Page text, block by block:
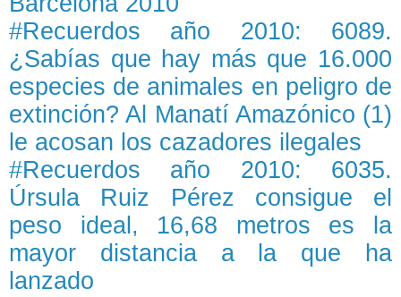
#Recuerdos año 2010: 6089.
¿Sabías que hay más que 16.000
especies de animales en peligro de
extinción? Al Manatí Amazónico (1)
le acosan los cazadores ilegales
#Recuerdos año 2010: 6035.
Úrsula Ruiz Pérez consigue el
peso ideal, 16,68 metros es la
mayor distancia a la que ha
lanzado